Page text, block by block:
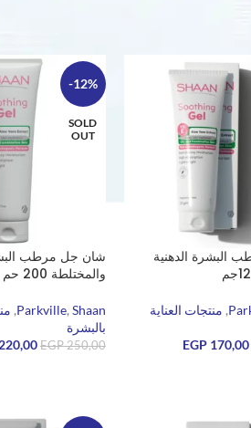
البشرة الدهنية
, منتجات العناية
EGP 170,00
-12%
SOLD
OUT
شان جل مرطب
والمختلطة 200 حم
Parkville, Shaan
,
بالبشرة
EGP250,00